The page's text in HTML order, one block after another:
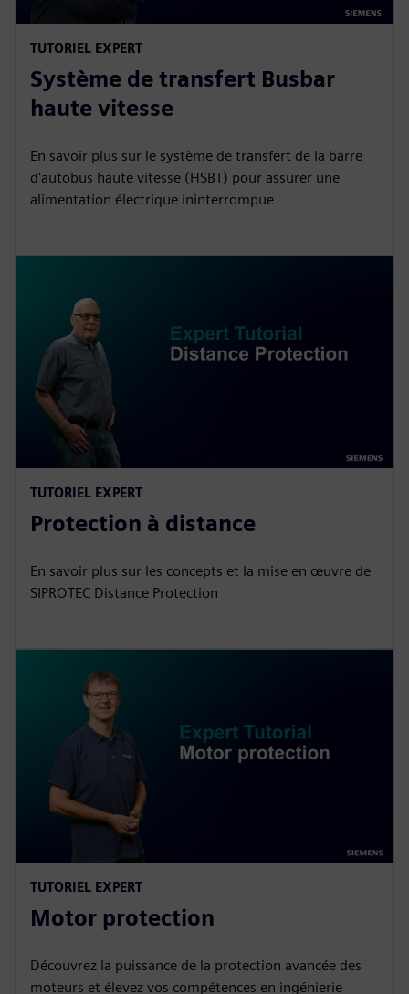
TUTORIEL EXPERT
Système de transfert Busbar
haute vitesse
En savoir plus sur le système de transfert de la barre
d'autobus haute vitesse (HSBT) pour assurer une
alimentation électrique ininterrompue
TUTORIEL EXPERT
Protection à distance
En savoir plus sur les concepts et la mise en œuvre de
SIPROTEC Distance Protection
TUTORIEL EXPERT
Motor protection
Découvrez la puissance de la protection avancée des
moteurs et élevez vos compétences en ingénierie